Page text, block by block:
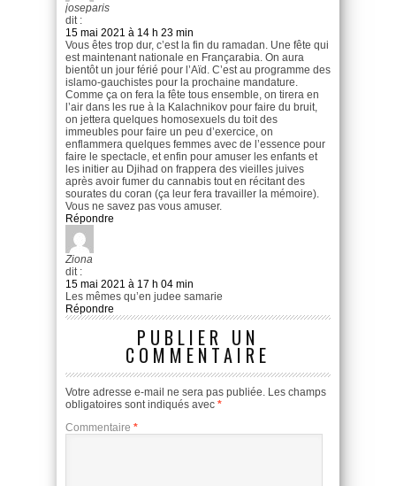
joseparis
dit :
15 mai 2021 à 14 h 23 min
Vous êtes trop dur, c’est la fin du ramadan. Une fête qui
est maintenant nationale en Françarabia. On aura
bientôt un jour férié pour l’Aïd. C’est au programme des
islamo-gauchistes pour la prochaine mandature.
Comme ça on fera la fête tous ensemble, on tirera en
l’air dans les rue à la Kalachnikov pour faire du bruit,
on jettera quelques homosexuels du toit des
immeubles pour faire un peu d’exercice, on
enflammera quelques femmes avec de l’essence pour
faire le spectacle, et enfin pour amuser les enfants et
les initier au Djihad on frappera des vieilles juives
après avoir fumer du cannabis tout en récitant des
sourates du coran (ça leur fera travailler la mémoire).
Vous ne savez pas vous amuser.
Répondre
Ziona
dit :
15 mai 2021 à 17 h 04 min
Les mêmes qu’en judee samarie
Répondre
PUBLIER UN
COMMENTAIRE
Votre adresse e-mail ne sera pas publiée. Les champs
obligatoires sont indiqués avec *
Commentaire *